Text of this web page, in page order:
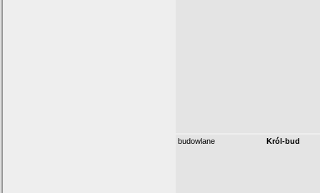
budowlane Król-bud